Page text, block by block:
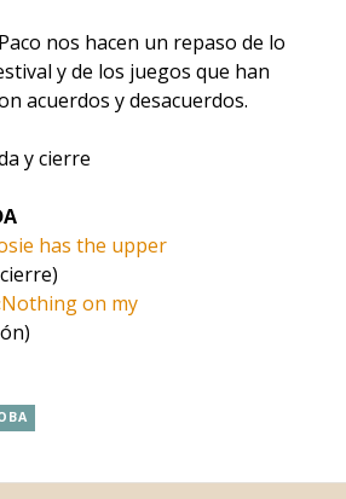
nos hacen un repaso de lo
y de los juegos que han
acuerdos y desacuerdos.
y cierre
has the upper
on my